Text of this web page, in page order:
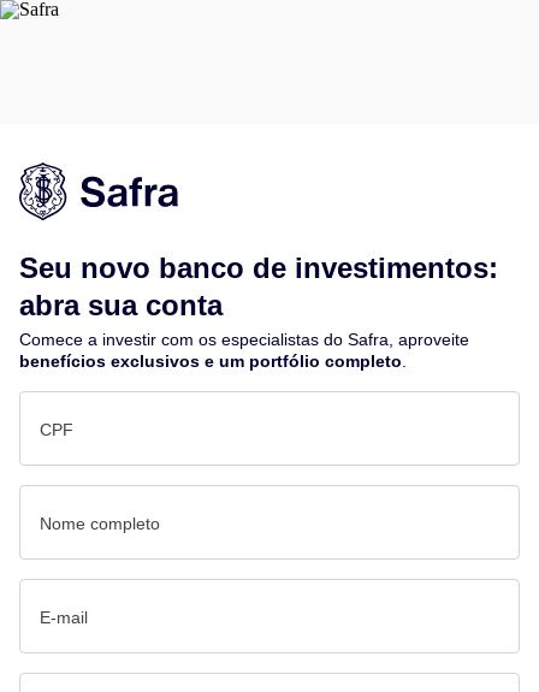
Seu novo banco de investimentos:
abra sua conta
Comece a investir com os especialistas do Safra, aproveite
benefícios exclusivos e um portfólio completo.
CPF
Nome completo
E-mail